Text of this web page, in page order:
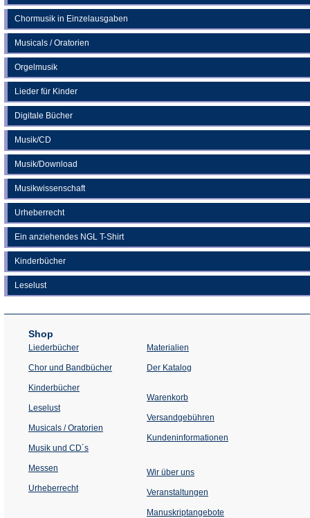
Chormusik in Einzelausgaben
Musicals / Oratorien
Orgelmusik
Lieder für Kinder
Digitale Bücher
Musik/CD
Musik/Download
Musikwissenschaft
Urheberrecht
Ein anziehendes NGL T-Shirt
Kinderbücher
Leselust
Shop
Liederbücher
Chor und Bandbücher
Kinderbücher
Leselust
Musicals / Oratorien
Musik und CD´s
Messen
Urheberrecht
Materialien
Der Katalog
Warenkorb
Versandgebühren
Kundeninformationen
Wir über uns
Veranstaltungen
einem
Manuskriptangebote